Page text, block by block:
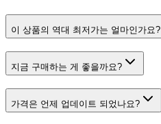
이 상품의 역대 최저가는 얼마인가요?
지금 구매하는 게 좋을까요?
가격은 언제 업데이트 되었나요?